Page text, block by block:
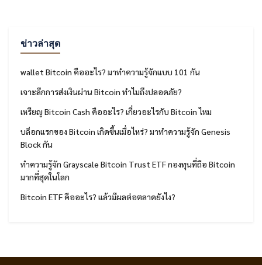
ข่าวล่าสุด
wallet Bitcoin คืออะไร? มาทำความรู้จักแบบ 101 กัน
เจาะลึกการส่งเงินผ่าน Bitcoin ทำไมถึงปลอดภัย?
เหรียญ Bitcoin Cash คืออะไร? เกี่ยวอะไรกับ Bitcoin ไหม
บล็อกแรกของ Bitcoin เกิดขึ้นเมื่อไหร่? มาทำความรู้จัก Genesis
Block กัน
ทำความรู้จัก Grayscale Bitcoin Trust ETF กองทุนที่ถือ Bitcoin
มากที่สุดในโลก
Bitcoin ETF คืออะไร? แล้วมีผลต่อตลาดยังไง?